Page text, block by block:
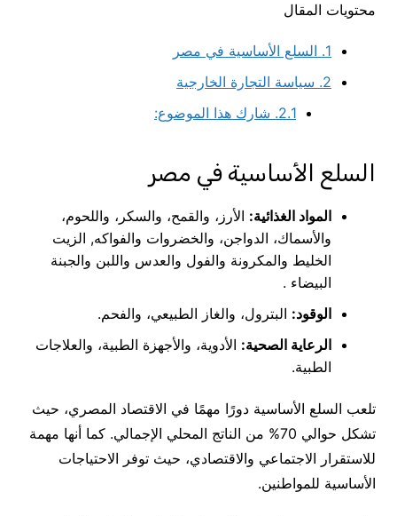
محتويات المقال
1. السلع الأساسية في مصر
2. سياسة التجارة الخارجية
2.1. شارك هذا الموضوع:
السلع الأساسية في مصر
المواد الغذائية: الأرز، والقمح، والسكر، واللحوم،
والأسماك، الدواجن، والخضروات والفواكه, الزيت
الخليط والمكرونة والفول والعدس واللبن والجبنة
البيضاء .
الوقود: البترول، والغاز الطبيعي، والفحم.
الرعاية الصحية: الأدوية، والأجهزة الطبية، والعلاجات
الطبية.
تلعب السلع الأساسية دورًا مهمًا في الاقتصاد المصري، حيث
تشكل حوالي 70% من الناتج المحلي الإجمالي. كما أنها مهمة
للاستقرار الاجتماعي والاقتصادي، حيث توفر الاحتياجات
الأساسية للمواطنين.